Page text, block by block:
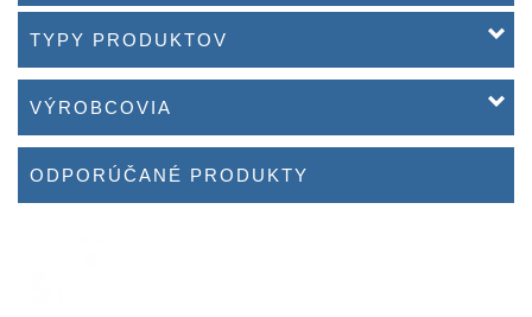
TYPY PRODUKTOV
VÝROBCOVIA
ODPORÚČANÉ PRODUKTY